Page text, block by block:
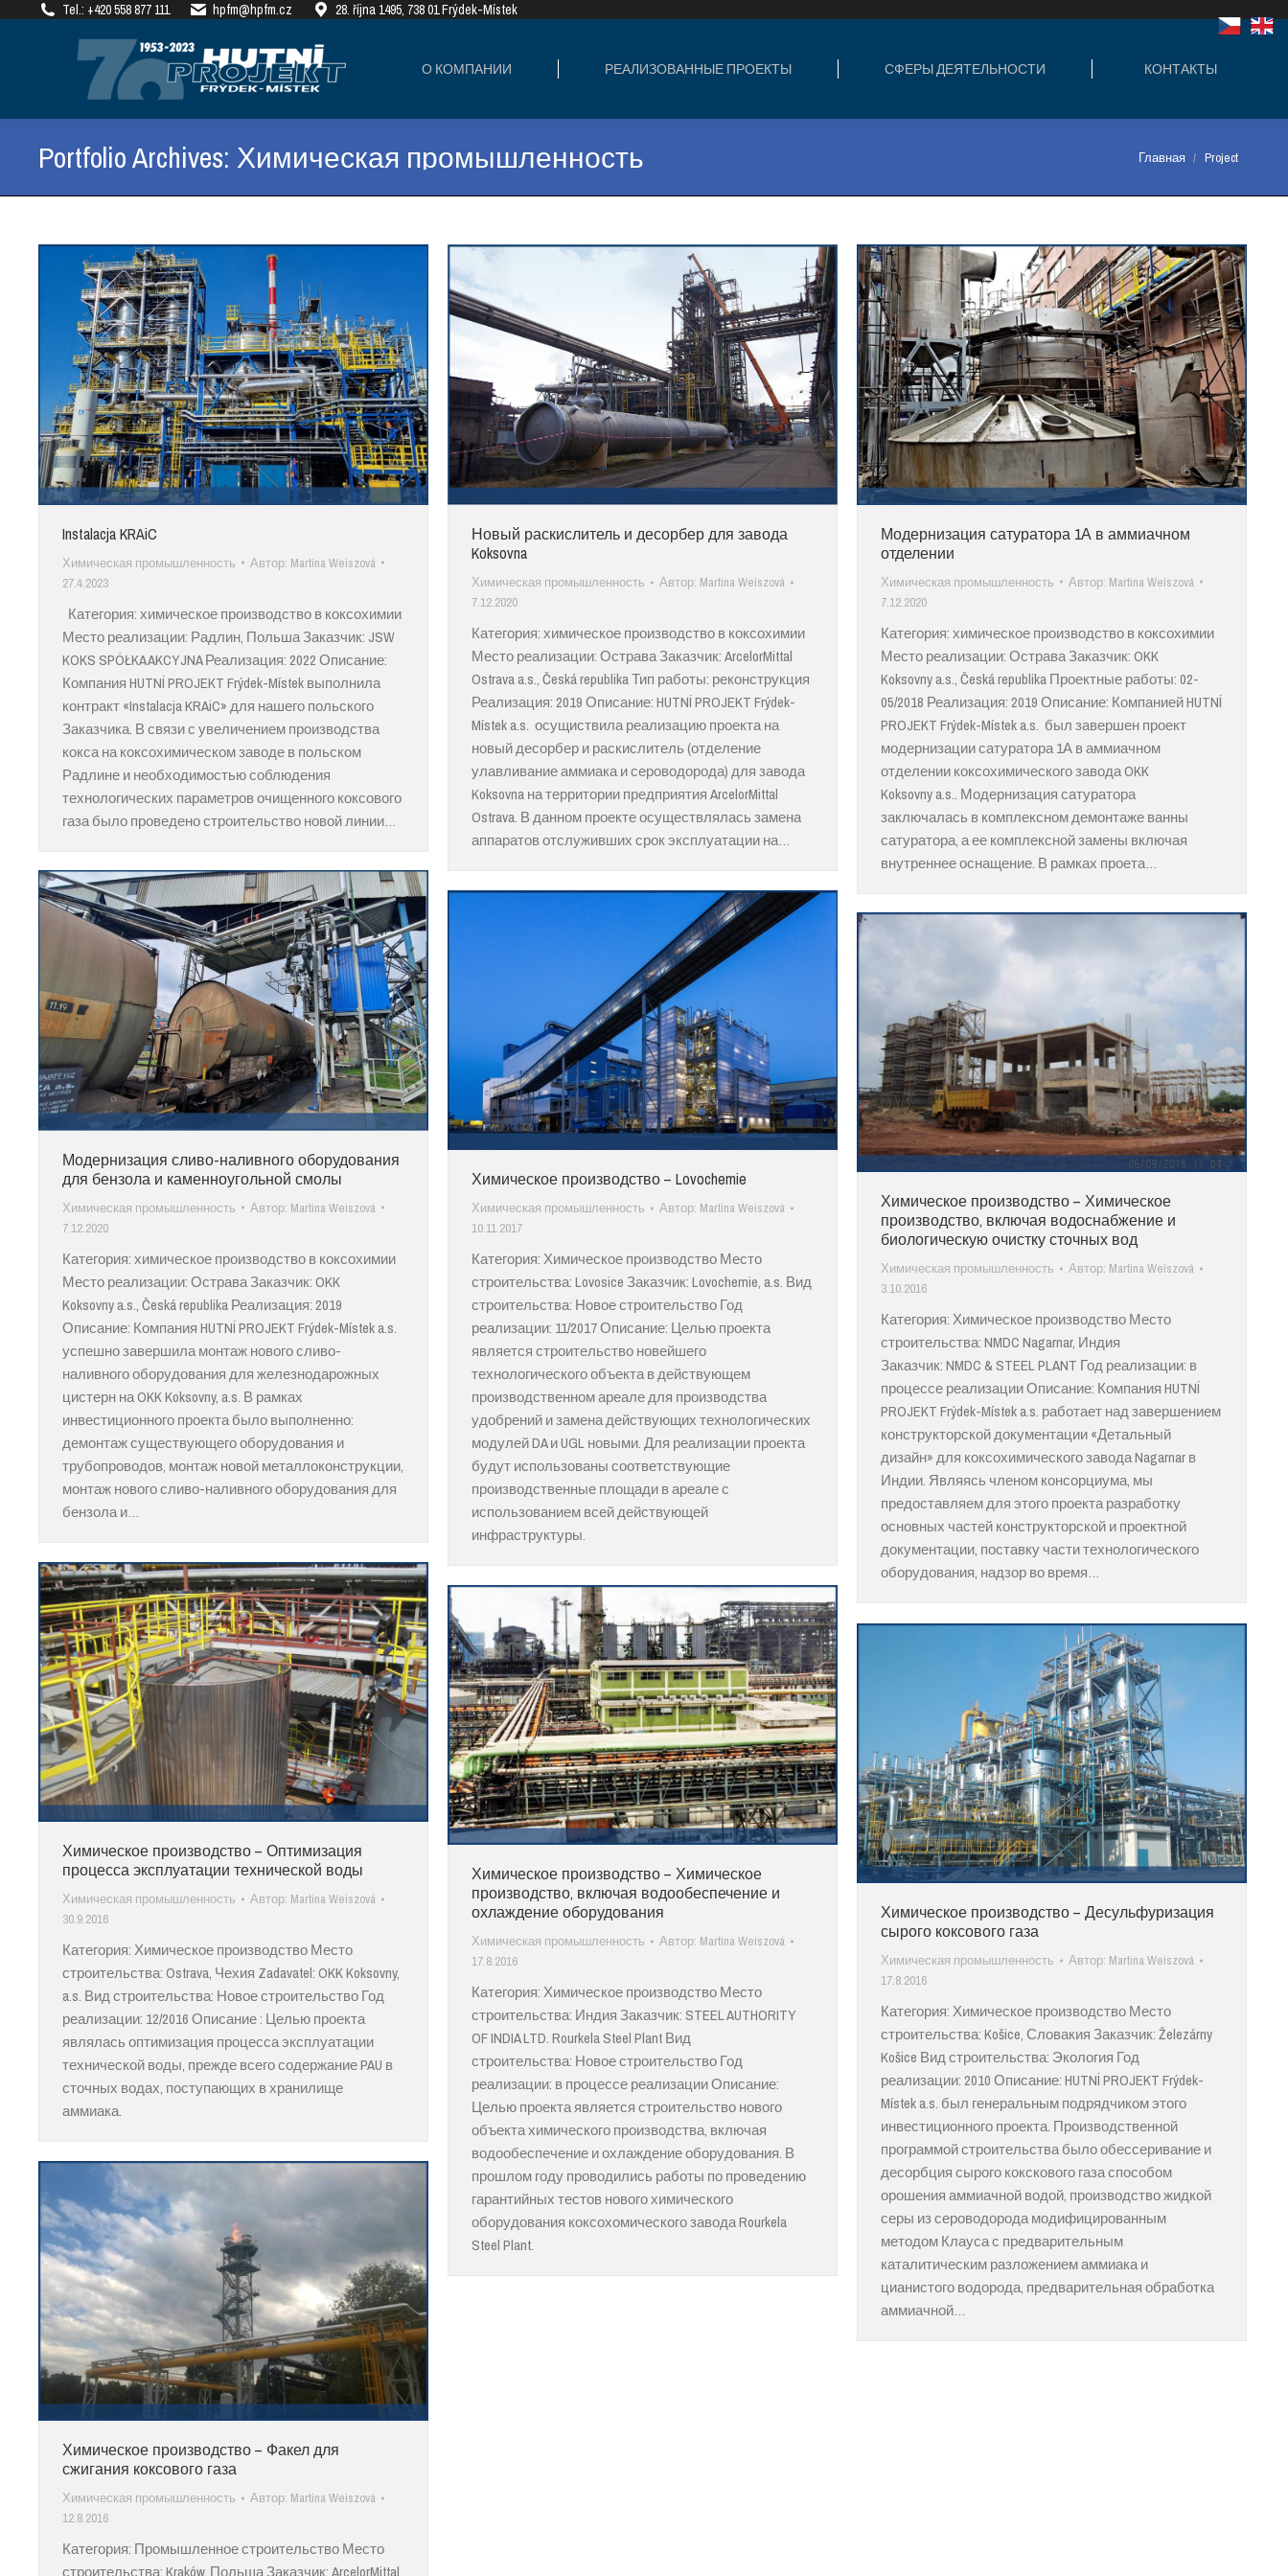
Tel.: +420 558 877 111 hpfm@hpfm.cz 28. října 1495, 738 01 Frýdek-Místek
О КОМПАНИИ РЕАЛИЗОВАННЫЕ ПРОЕКТЫ СФЕРЫ ДЕЯТЕЛЬНОСТИ КОНТАКТЫ
Portfolio Archives: Химическая промышленность Вы здесь:
Главная Project
Instalacja KRAiC
Химическая промышленность Автор: Martina Weiszová
27.4.2023
Категория: химическое производство в коксохимии
Место реализации: Радлин, Польша Заказчик: JSW
KOKS SPÓŁKA AKCYJNA Реализация: 2022 Описание:
Компания HUTNÍ PROJEKT Frýdek-Místek выполнила
контракт «Instalacja KRAiC» для нашего польского
Заказчика. В связи с увеличением производства
кокса на коксохимическом заводе в польском
Радлине и необходимостью соблюдения
технологических параметров очищенного коксового
газа было проведено строительство новой линии…
Новый раскислитель и десорбер для завода
Koksovna
Химическая промышленность Автор: Martina Weiszová
7.12.2020
Категория: химическое производство в коксохимии
Место реализации: Острава Заказчик: ArcelorMittal
Ostrava a.s., Česká republika Тип работы: реконструкция
Реализация: 2019 Описание: HUTNÍ PROJEKT Frýdek-
Místek a.s. осущиствила реализацию проекта на
новый десорбер и раскислитель (отделение
улавливание аммиака и сероводорода) для завода
Koksovna на территории предприятия ArcelorMittal
Ostrava. В данном проекте осуществлялась замена
аппаратов отслуживших срок эксплуатации на…
Модернизация сатуратора 1А в аммиачном
отделении
Химическая промышленность Автор: Martina Weiszová
7.12.2020
Категория: химическое производство в коксохимии
Место реализации: Острава Заказчик: OKK
Koksovny a.s., Česká republika Проектные работы: 02-
05/2018 Реализация: 2019 Описание: Компанией HUTNÍ
PROJEKT Frýdek-Místek a.s. был завершен проект
модернизации сатуратора 1А в аммиачном
отделении коксохимического завода OKK
Koksovny a.s.. Модернизация сатуратора
заключалась в комплексном демонтаже ванны
сатуратора, а ее комплексной замены включая
внутреннее оснащение. В рамках проета…
Модернизация сливо-наливного оборудования
для бензола и каменноугольной смолы
Химическая промышленность Автор: Martina Weiszová
7.12.2020
Категория: химическое производство в коксохимии
Место реализации: Острава Заказчик: OKK
Koksovny a.s., Česká republika Реализация: 2019
Описание: Компания HUTNÍ PROJEKT Frýdek-Místek a.s.
успешно завершила монтаж нового сливо-
наливного оборудования для железнодарожных
цистерн на OKK Koksovny, a.s. В рамках
инвестиционного проекта было выполненно:
демонтаж существующего оборудования и
трубопроводов, монтаж новой металлоконструкции,
монтаж нового сливо-наливного оборудования для
бензола и…
Химическое производство – Lovochemie
Химическая промышленность Автор: Martina Weiszová
10.11.2017
Категория: Химическое производство Место
строительства: Lovosice Заказчик: Lovochemie, a.s. Вид
строительства: Новое строительство Год
реализации: 11/2017 Описание: Целью проекта
является строительство новейшего
технологического объекта в действующем
производственном ареале для производства
удобрений и замена действующих технологических
модулей DA и UGL новыми. Для реализации проекта
будут использованы соответствующие
производственные площади в ареале с
использованием всей действующей
инфраструктуры.
Химическое производство – Химическое
производство, включая водоснабжение и
биологическую очистку сточных вод
Химическая промышленность Автор: Martina Weiszová
3.10.2016
Категория: Химическое производство Место
строительства: NMDC Nagarnar, Индия
Заказчик: NMDC & STEEL PLANT Год реализации: в
процессе реализации Описание: Компания HUTNÍ
PROJEKT Frýdek-Místek a.s. работает над завершением
конструкторской документации «Детальный
дизайн» для коксохимического завода Nagarnar в
Индии. Являясь членом консорциума, мы
предоставляем для этого проекта разработку
основных частей конструкторской и проектной
документации, поставку части технологического
оборудования, надзор во время…
Химическое производство – Оптимизация
процесса эксплуатации технической воды
Химическая промышленность Автор: Martina Weiszová
30.9.2016
Категория: Химическое производство Место
строительства: Ostrava, Чехия Zadavatel: OKK Koksovny,
a.s. Вид строительства: Новое строительство Год
реализации: 12/2016 Описание : Целью проекта
являлась оптимизация процесса эксплуатации
технической воды, прежде всего содержание PAU в
сточных водах, поступающих в хранилище
аммиака.
Химическое производство – Химическое
производство, включая водообеспечение и
охлаждение оборудования
Химическая промышленность Автор: Martina Weiszová
17.8.2016
Категория: Химическое производство Место
строительства: Индия Заказчик: STEEL AUTHORITY
OF INDIA LTD. Rourkela Steel Plant Вид
строительства: Новое строительство Год
реализации: в процессе реализации Описание:
Целью проекта является строительство нового
объекта химического производства, включая
водообеспечение и охлаждение оборудования. В
прошлом году проводились работы по проведению
гарантийных тестов нового химического
оборудования коксохомического завода Rourkela
Steel Plant.
Химическое производство – Десульфуризация
сырого коксового газа
Химическая промышленность Автор: Martina Weiszová
17.8.2016
Категория: Химическое производство Место
строительства: Košice, Словакия Заказчик: Železárny
Košice Вид строительства: Экология Год
реализации: 2010 Описание: HUTNÍ PROJEKT Frýdek-
Místek a.s. был генеральным подрядчиком этого
инвестиционного проекта. Производственной
программой строительства было обессеривание и
десорбция сырого кокскового газа способом
орошения аммиачной водой, производство жидкой
серы из сероводорода модифицированным
методом Клауса с предварительным
каталитическим разложением аммиака и
цианистого водорода, предварительная обработка
аммиачной…
Химическое производство – Факел для
сжигания коксового газа
Химическая промышленность Автор: Martina Weiszová
12.8.2016
Категория: Промышленное строительство Место